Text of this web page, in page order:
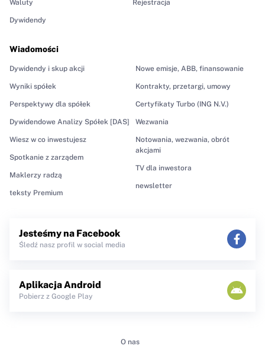
Waluty
Dywidendy
Wiadomości
Dywidendy i skup akcji
Wyniki spółek
Perspektywy dla spółek
Dywidendowe Analizy Spółek [DAS]
Wiesz w co inwestujesz
Spotkanie z zarządem
Maklerzy radzą
teksty Premium
Nowe emisje, ABB, finansowanie
Kontrakty, przetargi, umowy
Certyfikaty Turbo (ING N.V.)
Wezwania
Notowania, wezwania, obrót
akcjami
TV dla inwestora
newsletter
Rejestracja
Jesteśmy na Facebook
Śledź nasz profil w social media
Aplikacja Android
Pobierz z Google Play
O nas